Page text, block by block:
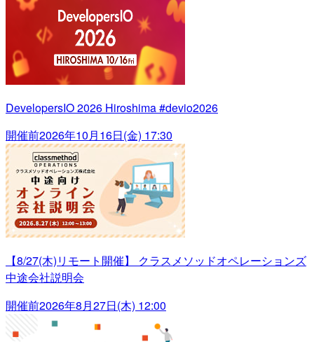
DevelopersIO 2026 Hiroshima #devio2026
開催前2026年10月16日(金) 17:30
【8/27(木)リモート開催】 クラスメソッドオペレーションズ
中途会社説明会
開催前2026年8月27日(木) 12:00